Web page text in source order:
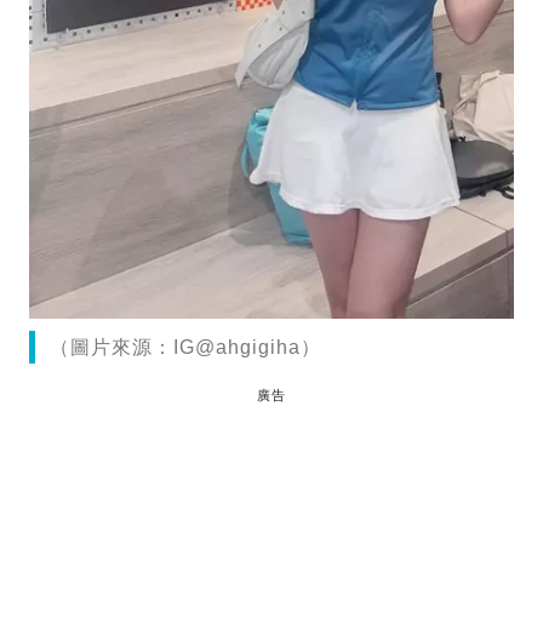
（圖片來源：IG@ahgigiha）
廣告